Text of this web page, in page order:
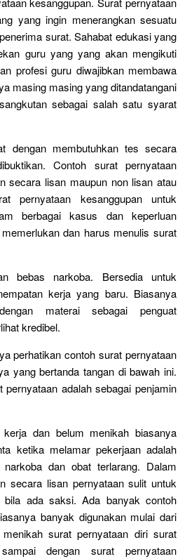
yang ingin menerangkan sesuatu
surat. Sahabat edukasi yang
guru yang yang akan mengikuti
profesi guru diwajibkan membawa
masing masing yang ditandatangani
sebagai salah satu syarat
dengan membutuhkan tes secara
Contoh surat pernyataan
secara lisan maupun non lisan atau
pernyataan kesanggupan untuk
berbagai kasus dan keperluan
dan harus menulis surat
bebas narkoba. Bersedia untuk
kerja yang baru. Biasanya
materai sebagai penguat
kredibel.
perhatikan contoh surat pernyataan
yang bertanda tangan di bawah ini.
pernyataan adalah sebagai penjamin
dan belum menikah biasanya
ketika melamar pekerjaan adalah
dan obat terlarang. Dalam
secara lisan pernyataan sulit untuk
bila ada saksi. Ada banyak contoh
banyak digunakan mulai dari
surat pernyataan diri surat
dengan surat pernyataan